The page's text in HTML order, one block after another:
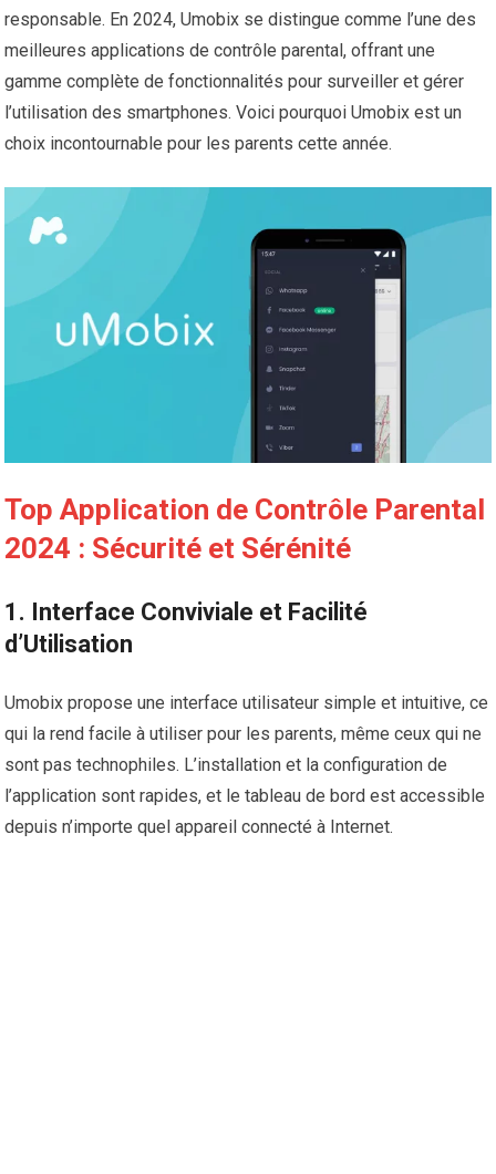
responsable. En 2024, Umobix se distingue comme l’une des
meilleures applications de contrôle parental, offrant une
gamme complète de fonctionnalités pour surveiller et gérer
l’utilisation des smartphones. Voici pourquoi Umobix est un
choix incontournable pour les parents cette année.
Top Application de Contrôle Parental
2024 : Sécurité et Sérénité
1. Interface Conviviale et Facilité
d’Utilisation
Umobix propose une interface utilisateur simple et intuitive, ce
qui la rend facile à utiliser pour les parents, même ceux qui ne
sont pas technophiles. L’installation et la configuration de
l’application sont rapides, et le tableau de bord est accessible
depuis n’importe quel appareil connecté à Internet.